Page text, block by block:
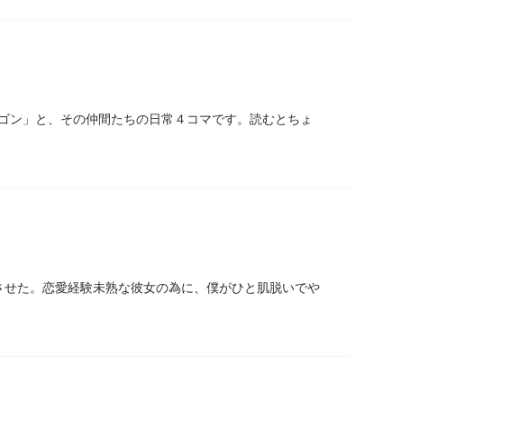
」と、その仲間たちの日常４コマです。読むとちょ
た。恋愛経験未熟な彼女の為に、僕がひと肌脱いでや